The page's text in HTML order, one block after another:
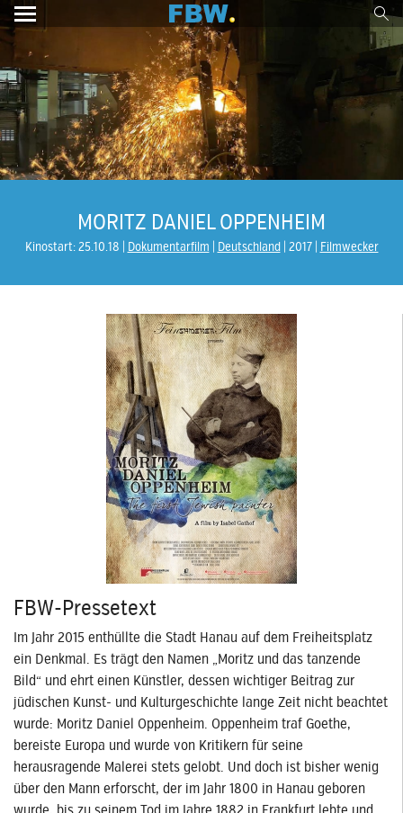
MORITZ DANIEL OPPENHEIM
Kinostart: 25.10.18 Dokumentarfilm Deutschland 2017 Filmwecker
FBW-Pressetext
Im Jahr 2015 enthüllte die Stadt Hanau auf dem Freiheitsplatz
ein Denkmal. Es trägt den Namen „Moritz und das tanzende
Bild“ und ehrt einen Künstler, dessen wichtiger Beitrag zur
jüdischen Kunst- und Kulturgeschichte lange Zeit nicht beachtet
wurde: Moritz Daniel Oppenheim. Oppenheim traf Goethe,
bereiste Europa und wurde von Kritikern für seine
herausragende Malerei stets gelobt. Und doch ist bisher wenig
über den Mann erforscht, der im Jahr 1800 in Hanau geboren